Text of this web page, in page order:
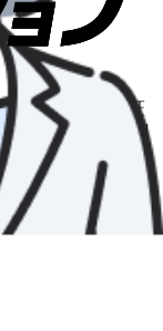
日給1万円の保証
・夜日勤 40万円